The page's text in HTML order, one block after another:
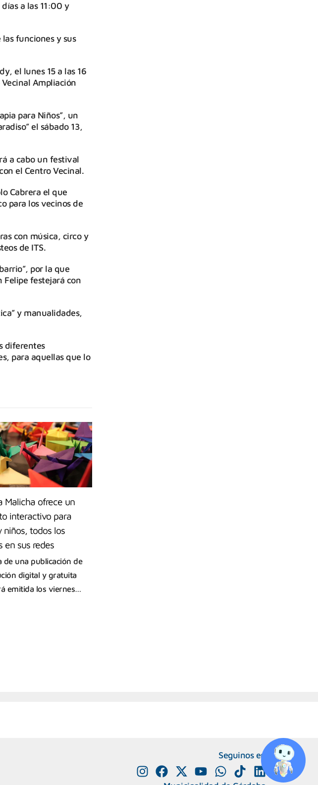
a las 11:00 y
las funciones y sus
el lunes 15 a las 16
Ampliación
para Niños”, un
el sábado 13,
a cabo un festival
el Centro Vecinal.
Cabrera el que
para los vecinos de
con música, circo y
de ITS.
por la que
Felipe festejará con
y manualidades,
diferentes
para aquellas que lo
Malicha ofrece un
interactivo para
niños, todos los
en sus redes
de una publicación de
digital y gratuita
emitida los viernes…
Seguinos en